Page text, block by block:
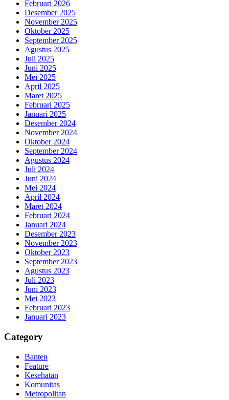
Februari 2026
Desember 2025
November 2025
Oktober 2025
September 2025
Agustus 2025
Juli 2025
Juni 2025
Mei 2025
April 2025
Maret 2025
Februari 2025
Januari 2025
Desember 2024
November 2024
Oktober 2024
September 2024
Agustus 2024
Juli 2024
Juni 2024
Mei 2024
April 2024
Maret 2024
Februari 2024
Januari 2024
Desember 2023
November 2023
Oktober 2023
September 2023
Agustus 2023
Juli 2023
Juni 2023
Mei 2023
Februari 2023
Januari 2023
Category
Banten
Feature
Kesehatan
Komunitas
Metropolitan